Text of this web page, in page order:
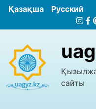
Қазақша Русский
сайты